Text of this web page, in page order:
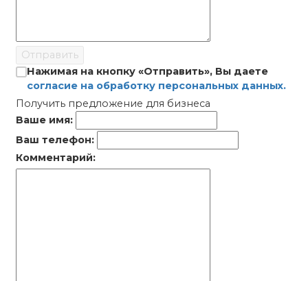
Отправить
Нажимая на кнопку «Отправить», Вы даете
согласие на обработку персональных данных.
Получить предложение для бизнеса
Ваше имя:
Ваш телефон:
Комментарий: